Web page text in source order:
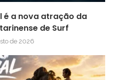
é a nova atração da
de Surf
de 2026